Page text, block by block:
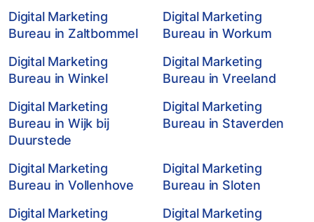
Digital Marketing
Bureau in Zaltbommel
Digital Marketing
Bureau in Workum
Digital Marketing
Bureau in Winkel
Digital Marketing
Bureau in Vreeland
Digital Marketing
Bureau in Wijk bij
Duurstede
Digital Marketing
Bureau in Staverden
Digital Marketing
Bureau in Vollenhove
Digital Marketing
Bureau in Sloten
Digital Marketing
Digital Marketing